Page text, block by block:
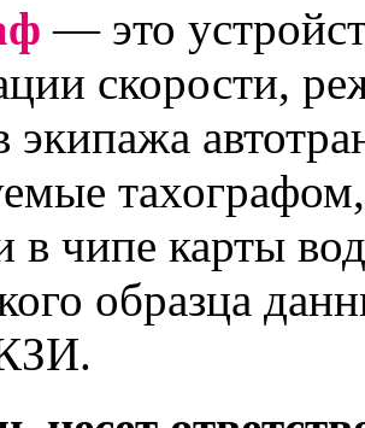
— это
скорости,
экипажа
в чипе карты
образца